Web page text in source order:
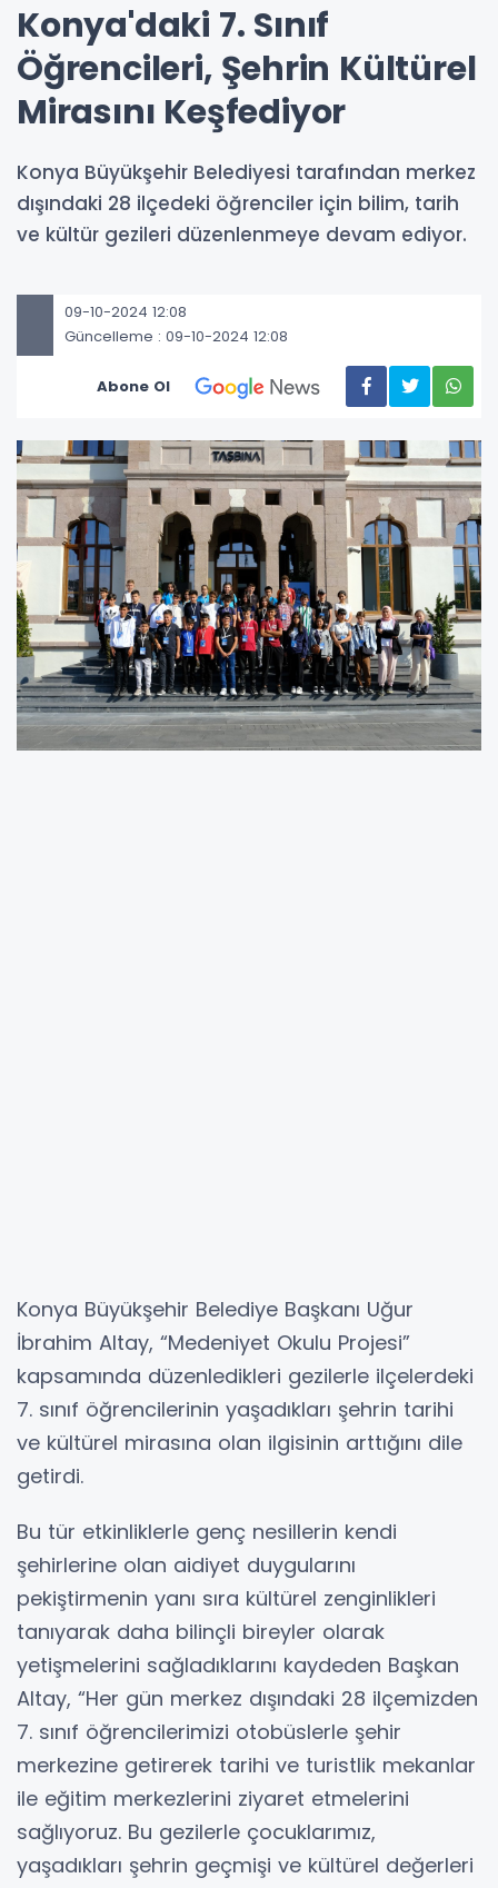
Konya'daki 7. Sınıf
Öğrencileri, Şehrin Kültürel
Mirasını Keşfediyor
​​​​​​Konya Büyükşehir Belediyesi tarafından merkez
dışındaki 28 ilçedeki öğrenciler için bilim, tarih
ve kültür gezileri düzenlenmeye devam ediyor.
09-10-2024 12:08
Güncelleme : 09-10-2024 12:08
Abone Ol
Konya Büyükşehir Belediye Başkanı Uğur
İbrahim Altay, “Medeniyet Okulu Projesi”
kapsamında düzenledikleri gezilerle ilçelerdeki
7. sınıf öğrencilerinin yaşadıkları şehrin tarihi
ve kültürel mirasına olan ilgisinin arttığını dile
getirdi.
Bu tür etkinliklerle genç nesillerin kendi
şehirlerine olan aidiyet duygularını
pekiştirmenin yanı sıra kültürel zenginlikleri
tanıyarak daha bilinçli bireyler olarak
yetişmelerini sağladıklarını kaydeden Başkan
Altay, “Her gün merkez dışındaki 28 ilçemizden
7. sınıf öğrencilerimizi otobüslerle şehir
merkezine getirerek tarihi ve turistlik mekanlar
ile eğitim merkezlerini ziyaret etmelerini
sağlıyoruz. Bu gezilerle çocuklarımız,
yaşadıkları şehrin geçmişi ve kültürel değerleri